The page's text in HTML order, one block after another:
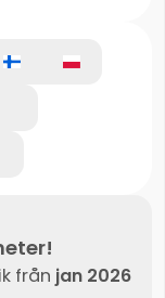
från jan 2026